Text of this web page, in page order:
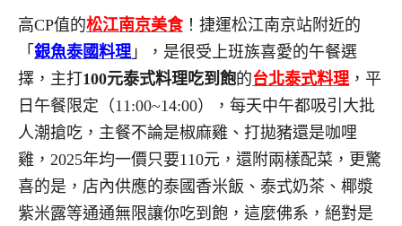
高CP值的松江南京美食！捷運松江南京站附近的
「 銀魚泰國料理」，是很受上班族喜愛的午餐選
擇，主打100元泰式料理吃到飽的台北泰式料理，平
日午餐限定（11:00~14:00），每天中午都吸引大批
人潮搶吃，主餐不論是椒麻雞、打拋豬還是咖哩
雞，2025年均一價只要110元，還附兩樣配菜，更驚
喜的是，店內供應的泰國香米飯、泰式奶茶、椰漿
紫米露等通通無限讓你吃到飽，這麼佛系，絕對是